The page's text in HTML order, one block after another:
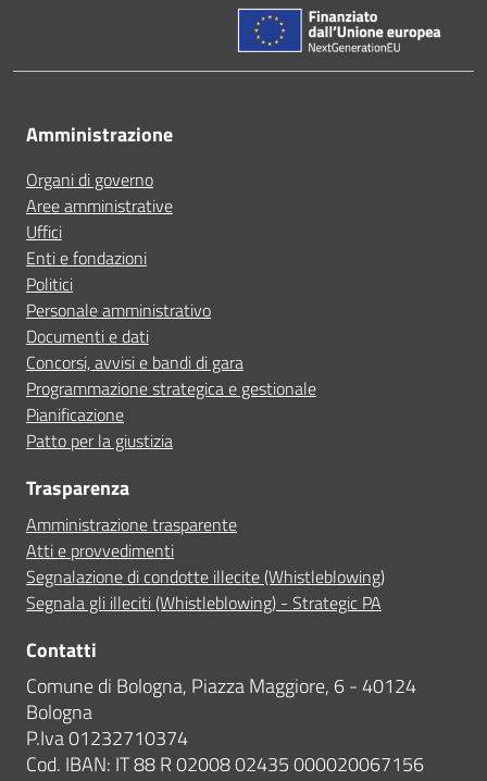
Amministrazione
Organi di governo
Aree amministrative
Uffici
Enti e fondazioni
Politici
Personale amministrativo
Documenti e dati
Concorsi, avvisi e bandi di gara
Programmazione strategica e gestionale
Pianificazione
Patto per la giustizia
Trasparenza
Amministrazione trasparente
Atti e provvedimenti
Segnalazione di condotte illecite (Whistleblowing)
Segnala gli illeciti (Whistleblowing) - Strategic PA
Contatti
Comune di Bologna, Piazza Maggiore, 6 - 40124
Bologna
P.Iva 01232710374
Cod. IBAN: IT 88 R 02008 02435 000020067156